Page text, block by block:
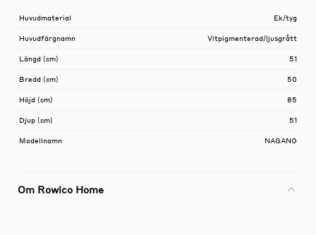
Huvudmaterial Ek/tyg
Huvudfärgnamn Vitpigmenterad/ljusgrått
Längd (cm) 51
Bredd (cm) 50
Höjd (cm) 85
Djup (cm) 51
Modellnamn NAGANO
Om Rowico Home